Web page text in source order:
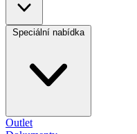
Speciální nabídka
Outlet